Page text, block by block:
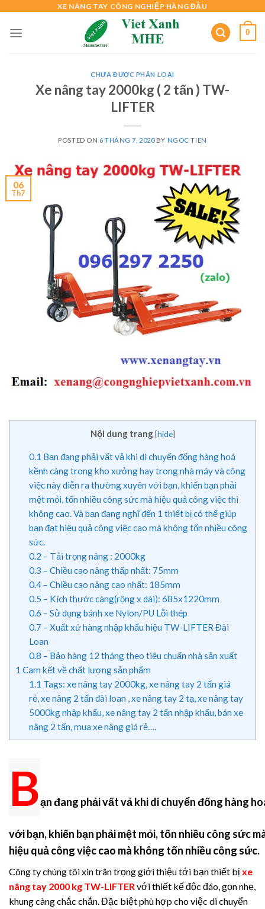
content
XE NÂNG TAY CÔNG NGHIỆP HÀNG ĐẦU
0
CHƯA ĐƯỢC PHÂN LOẠI
Xe nâng tay 2000kg ( 2 tấn ) TW-
LIFTER
POSTED ON 6 THÁNG 7, 2020BY NGOC TIEN
06
Th7
Nội dung trang [hide]
0.1 Bạn đang phải vất vả khi di chuyển đống hàng hoá
kềnh càng trong kho xưởng hay trong nhà máy và công
việc này diễn ra thường xuyên với bạn, khiến bạn phải
mệt mỏi, tốn nhiều công sức mà hiệu quả công việc thì
không cao. Và bạn đang nghĩ đến 1 thiết bị có thể giúp
bạn đạt hiệu quả công việc cao mà không tốn nhiều công
sức.
0.2 – Tải trọng nâng : 2000kg
0.3 – Chiều cao nâng thấp nhất: 75mm
0.4– Chiều cao nâng cao nhất: 185mm
0.5 – Kích thước càng(rộng x dài): 685x1220mm
0.6 – Sử dụng bánh xe Nylon/PU Lỗi thép
0.7 – Xuất xứ hàng nhập khẩu hiệu TW-LIFTER Đài
Loan
0.8 – Bảo hàng 12 tháng theo tiêu chuẩn nhà sản xuất
1 Cam kết về chất lượng sản phẩm
1.1 Tags: xe nâng tay 2000kg, xe nâng tay 2 tấn giá
rẻ, xe nâng 2 tấn đài loan , xe nâng tay 2 tạ, xe nâng tay
5000kg nhập khẩu, xe nâng tay 2 tấn nhập khẩu, bán xe
nâng 2 tấn, mua xe nâng giá rẻ….
Bạn đang phải vất vả khi di chuyển đống hàng
với bạn, khiến bạn phải mệt mỏi, tốn nhiều công sức
hiệu quả công việc cao mà không tốn nhiều công sức.
Công ty chúng tôi xin trân trọng giới thiệu tới bạn thiết bị xe
nâng tay 2000 kg TW-LIFTER với thiết kế độc đáo, gọn nhẹ,
khung càng chắc chắn. Đặc biệt phù hợp cho việc di chuyển